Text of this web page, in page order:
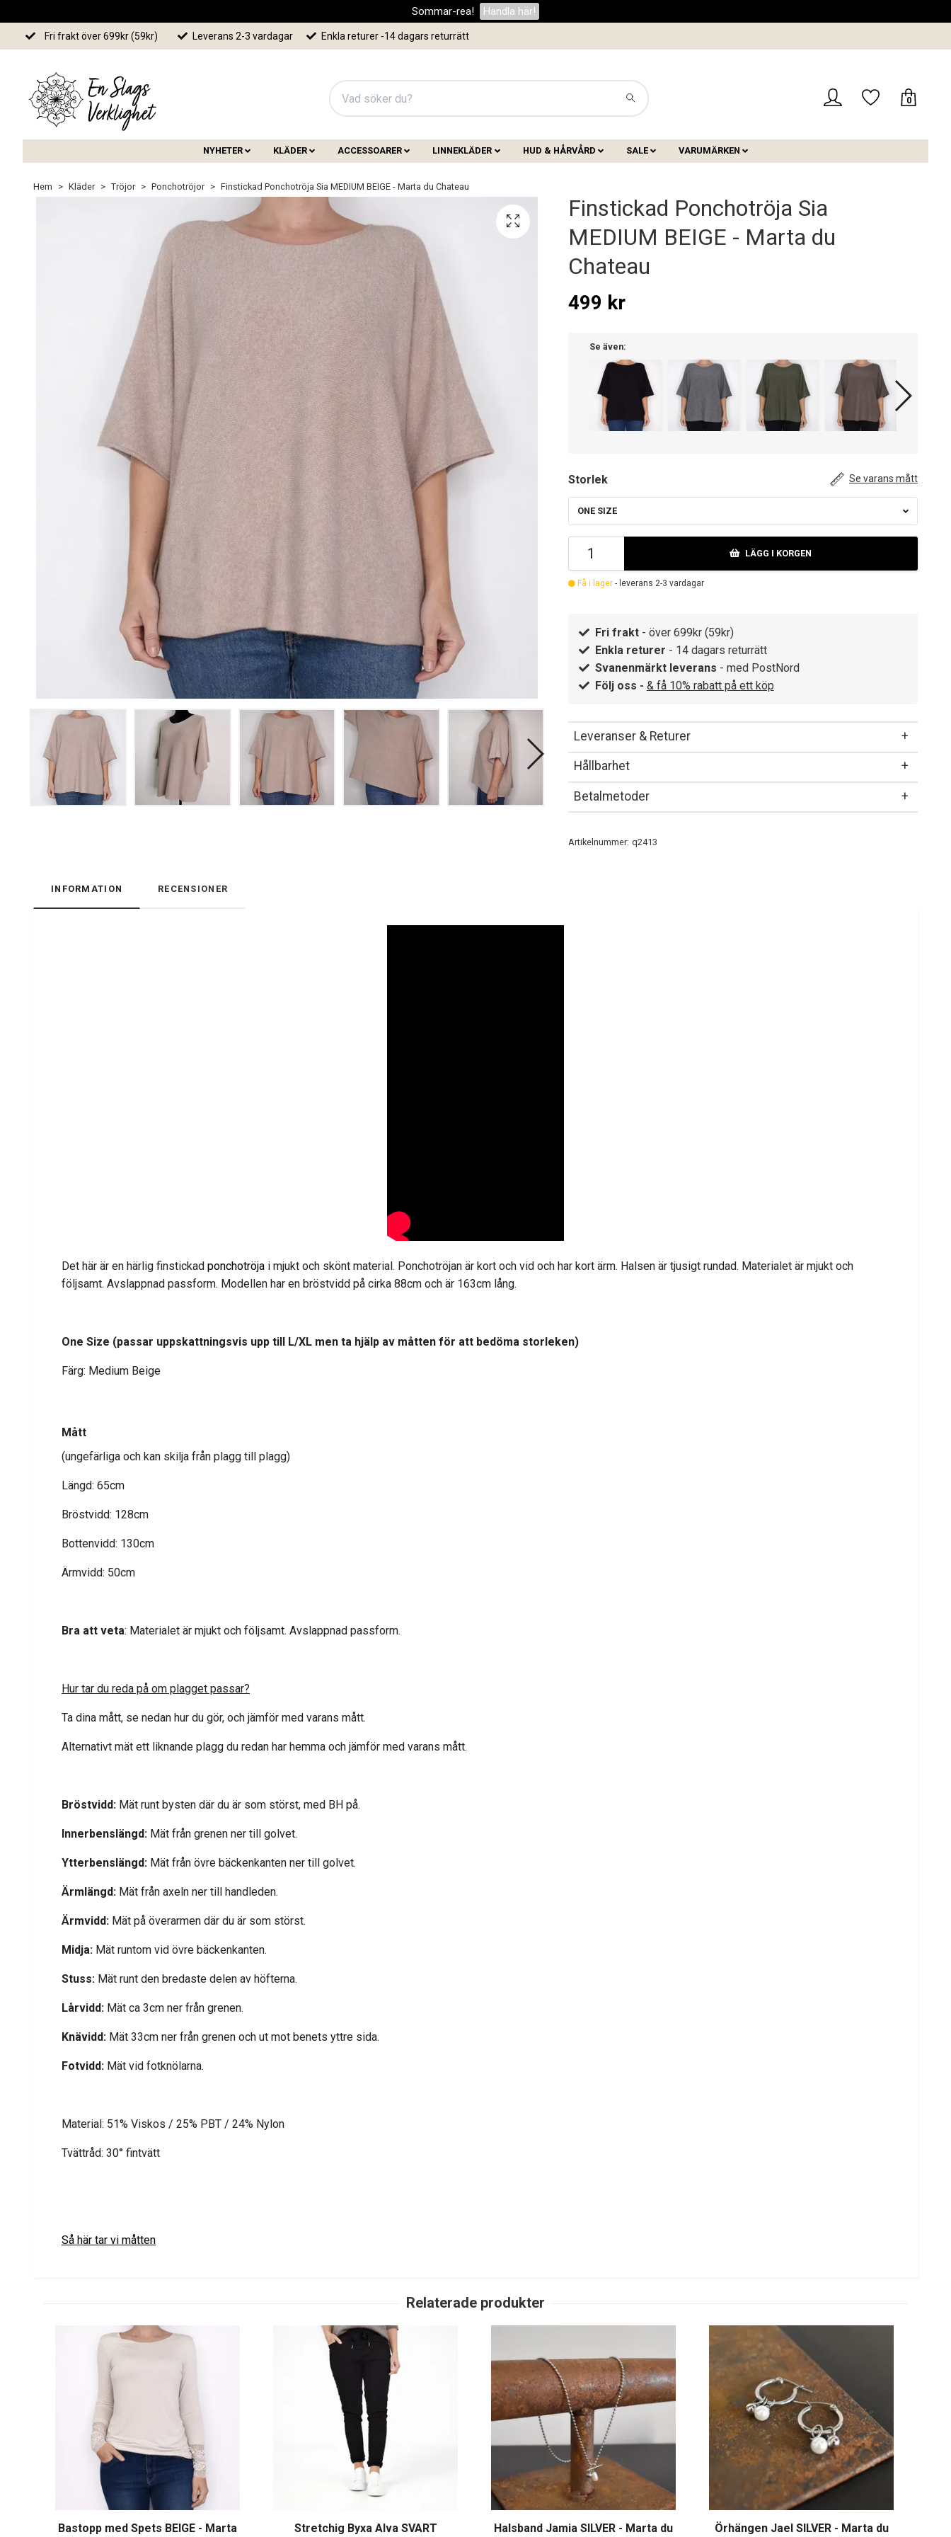
Sommar-rea! Handla här!
Fri frakt över 699kr (59kr) Leverans 2-3 vardagar Enkla returer -14 dagars returrätt
0
NYHETER KLÄDER ACCESSOARER LINNEKLÄDER HUD & HÅRVÅRD SALE VARUMÄRKEN
Hem Kläder Tröjor Ponchotröjor Finstickad Ponchotröja Sia MEDIUM BEIGE - Marta du Chateau
Finstickad Ponchotröja Sia
MEDIUM BEIGE - Marta du
Chateau
499 kr
Se även:
Storlek Se varans mått
ONE SIZE
LÄGG I KORGEN
Få i lager- leverans 2-3 vardagar
Fri frakt- över 699kr (59kr)
Enkla returer - 14 dagars returrätt
Svanenmärkt leverans - med PostNord
Följ oss - & få 10% rabatt på ett köp
Leveranser & Returer
Hållbarhet
Betalmetoder
Artikelnummer: q2413
INFORMATION RECENSIONER
Det här är en härlig finstickad ponchotröja i mjukt och skönt material. Ponchotröjan är kort och vid och har kort ärm. Halsen är tjusigt rundad. Materialet är mjukt och
följsamt. Avslappnad passform. Modellen har en bröstvidd på cirka 88cm och är 163cm lång.
One Size (passar uppskattningsvis upp till L/XL men ta hjälp av måtten för att bedöma storleken)
Färg: Medium Beige
Mått
(ungefärliga och kan skilja från plagg till plagg)
Längd: 65cm
Bröstvidd: 128cm
Bottenvidd: 130cm
Ärmvidd: 50cm
Bra att veta: Materialet är mjukt och följsamt. Avslappnad passform.
Hur tar du reda på om plagget passar?
Ta dina mått, se nedan hur du gör, och jämför med varans mått.
Alternativt mät ett liknande plagg du redan har hemma och jämför med varans mått.
Bröstvidd: Mät runt bysten där du är som störst, med BH på.
Innerbenslängd: Mät från grenen ner till golvet.
Ytterbenslängd: Mät från övre bäckenkanten ner till golvet.
Ärmlängd: Mät från axeln ner till handleden.
Ärmvidd: Mät på överarmen där du är som störst.
Midja: Mät runtom vid övre bäckenkanten.
Stuss: Mät runt den bredaste delen av höfterna.
Lårvidd: Mät ca 3cm ner från grenen.
Knävidd: Mät 33cm ner från grenen och ut mot benets yttre sida.
Fotvidd: Mät vid fotknölarna.
Material: 51% Viskos / 25% PBT / 24% Nylon
Tvättråd: 30° fintvätt
Så här tar vi måtten
Bastopp med Spets BEIGE - Marta
Stretchig Byxa Alva SVART
Halsband Jamia SILVER - Marta du
Örhängen Jael SILVER - Marta du